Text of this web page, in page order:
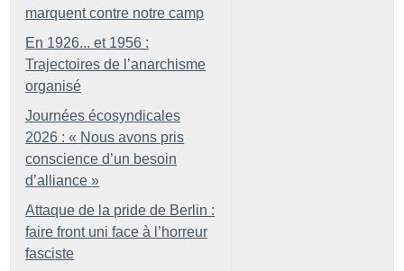
marquent contre notre camp
En 1926... et 1956 :
Trajectoires de l’anarchisme
organisé
Journées écosyndicales
2026 : « Nous avons pris
conscience d’un besoin
d’alliance »
Attaque de la pride de Berlin :
faire front uni face à l’horreur
fasciste